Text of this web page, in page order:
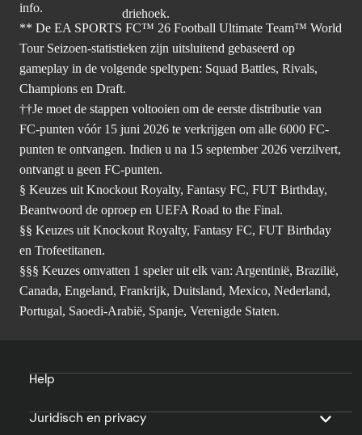
info.
** De EA SPORTS FC™ 26 Football Ultimate Team™ World
Tour Seizoen-statistieken zijn uitsluitend gebaseerd op
gameplay in de volgende speltypen: Squad Battles, Rivals,
Champions en Draft.
††Je moet de stappen voltooien om de eerste distributie van
FC-punten vóór 15 juni 2026 te verkrijgen om alle 6000 FC-
punten te ontvangen. Indien u na 15 september 2026 verzilvert,
ontvangt u geen FC-punten.
§ Keuzes uit Knockout Royalty, Fantasy FC, FUT Birthday,
Beantwoord de oproep en UEFA Road to the Final.
§§ Keuzes uit Knockout Royalty, Fantasy FC, FUT Birthday
en Trofeetitanen.
§§§ Keuzes omvatten 1 speler uit elk van: Argentinië, Brazilië,
Canada, Engeland, Frankrijk, Duitsland, Mexico, Nederland,
Portugal, Saoedi-Arabië, Spanje, Verenigde Staten.
Help
Juridisch en privacy